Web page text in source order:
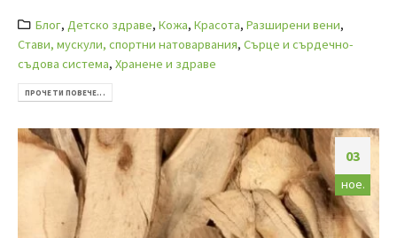
Блог,Детско здраве,Кожа,Красота,Разширени вени,
Стави, мускули, спортни натоварвания, Сърце и сърдечно-
съдова система, Хранене и здраве
ПРОЧЕТИ ПОВЕЧЕ...
03
ное.